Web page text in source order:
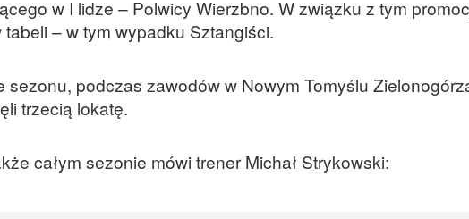
w I lidze – Polwicy Wierzbno. W związku z tym
– w tym wypadku Sztangiści.
sezonu, podczas zawodów w Nowym Tomyślu
trzecią lokatę.
całym sezonie mówi trener Michał Strykowski: